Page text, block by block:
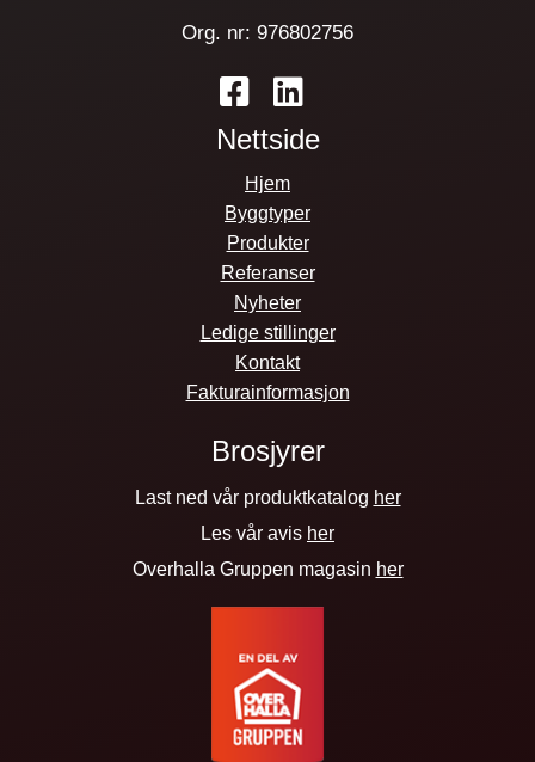
Org. nr: 976802756
Nettside
Hjem
Byggtyper
Produkter
Referanser
Nyheter
Ledige stillinger
Kontakt
Fakturainformasjon
Brosjyrer
Last ned vår produktkatalog her
Les vår avis her
Overhalla Gruppen magasin her